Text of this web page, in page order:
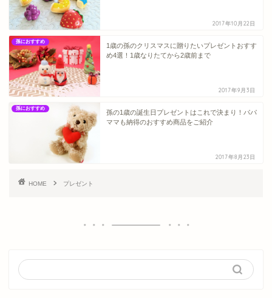
2017年10月22日
孫におすすめ
1歳の孫のクリスマスに贈りたいプレゼントおすす
め4選！1歳なりたてから2歳前まで
2017年9月3日
孫におすすめ
孫の1歳の誕生日プレゼントはこれで決まり！パパ
ママも納得のおすすめ商品をご紹介
2017年8月23日
HOME プレゼント